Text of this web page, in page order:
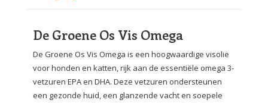
De Groene Os Vis Omega
De Groene Os Vis Omega is een hoogwaardige visolie
voor honden en katten, rijk aan de essentiële omega 3-
vetzuren EPA en DHA. Deze vetzuren ondersteunen
een gezonde huid, een glanzende vacht en soepele